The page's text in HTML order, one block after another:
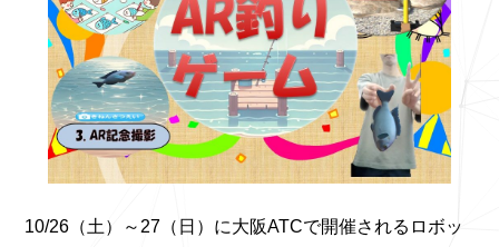
10/26（土）～27（日）に大阪ATCで開催されるロボッ